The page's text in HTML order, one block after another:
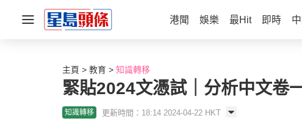
港聞 娛樂 最Hit 即時
主頁 教育 知識轉移
緊貼2024文憑試｜分析中文卷
知識轉移 更新時間：18:14 2024-04-22 HKT